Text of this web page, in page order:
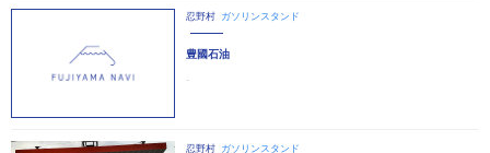
忍野村 ガソリンスタンド
豊國石油
-
忍野村 ガソリンスタンド